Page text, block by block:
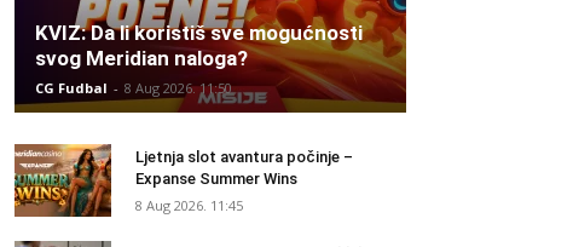
KVIZ: Da li koristiš sve mogućnosti
svog Meridian naloga?
CG Fudbal - 8 Aug 2026. 11:50
Ljetnja slot avantura počinje –
Expanse Summer Wins
8 Aug 2026. 11:45